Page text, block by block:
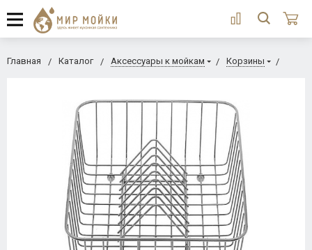
Главная Каталог Аксессуары к мойкам Корзины